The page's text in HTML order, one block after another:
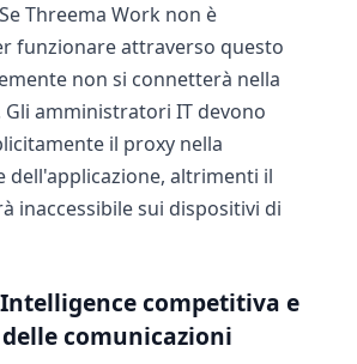
Threema Work non è
funzionare attraverso questo
non si connetterà nella
Gli amministratori IT devono
il proxy nella
dell'applicazione, altrimenti il
inaccessibile sui dispositivi di
competitiva e
comunicazioni